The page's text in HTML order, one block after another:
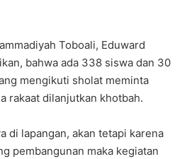
Toboali, Eduward
bahwa ada 338 siswa dan 30
mengikuti sholat meminta
rakaat dilanjutkan khotbah.
di lapangan, akan tetapi karena
pembangunan maka kegiatan